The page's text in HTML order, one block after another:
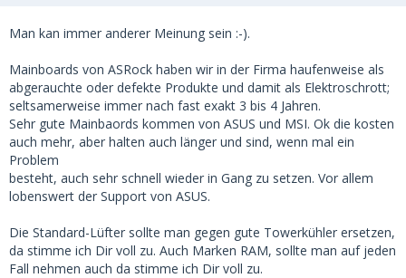
Man kan immer anderer Meinung sein :-).
Mainboards von ASRock haben wir in der Firma haufenweise als
abgerauchte oder defekte Produkte und damit als Elektroschrott;
seltsamerweise immer nach fast exakt 3 bis 4 Jahren.
Sehr gute Mainbaords kommen von ASUS und MSI. Ok die kosten
auch mehr, aber halten auch länger und sind, wenn mal ein
Problem
besteht, auch sehr schnell wieder in Gang zu setzen. Vor allem
lobenswert der Support von ASUS.
Die Standard-Lüfter sollte man gegen gute Towerkühler ersetzen,
da stimme ich Dir voll zu. Auch Marken RAM, sollte man auf jeden
Fall nehmen auch da stimme ich Dir voll zu.